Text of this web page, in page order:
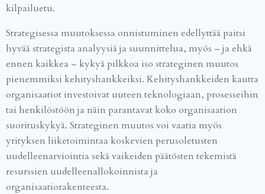
kilpailuetu.
Strategisessa muutoksessa onnistuminen edellyttää paitsi
hyvää strategista analyysiä ja suunnittelua, myös – ja ehkä
ennen kaikkea – kykyä pilkkoa iso strateginen muutos
pienemmiksi kehityshankkeiksi. Kehityshankkeiden kautta
organisaatiot investoivat uuteen teknologiaan, prosesseihin
tai henkilöstöön ja näin parantavat koko organisaation
suorituskykyä. Strateginen muutos voi vaatia myös
yrityksen liiketoimintaa koskevien perusoletusten
uudelleenarviointia sekä vaikeiden päätösten tekemistä
resurssien uudelleenallokoinnista ja
organisaatiorakenteesta.